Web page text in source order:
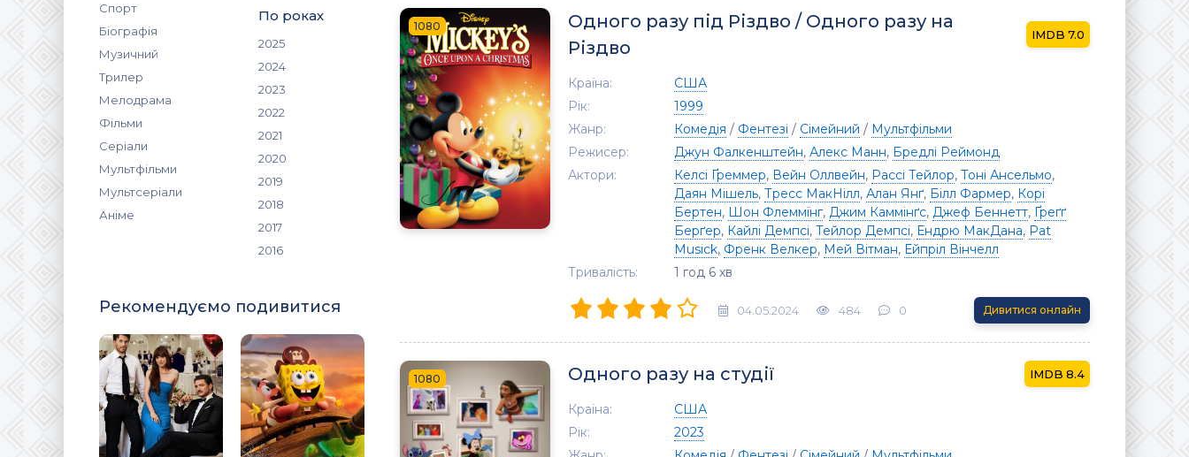
Спорт
Біографія
Музичний
Трилер
Мелодрама
Фільми
Серіали
Мультфільми
Мультсеріали
Аніме
По роках
2025
2024
2023
2022
2021
2020
2019
2018
2017
2016
Рекомендуємо подивитися
1080
Одного разу під Різдво / Одного разу на
Різдво
7.0
Країна:
США
Рік:
1999
Жанр:
Комедія / Фентезі / Сімейний / Мультфільми
Режисер:
Джун Фалкенштейн, Алекс Манн, Бредлі Реймонд
Актори:
Келсі Ґреммер, Вейн Оллвейн, Рассі Тейлор, Тоні Ансельмо,
Даян Мішель, Тресс МакНілл, Алан Янґ, Білл Фармер, Корі
Бертен, Шон Флеммїнг, Джим Каммінґс, Джеф Беннетт, Ґреґґ
Берґер, Кайлі Демпсі, Тейлор Демпсі, Ендрю МакДана, Pat
Musick, Френк Велкер, Мей Вітман, Ейпріл Вінчелл
Тривалість:
1 год 6 хв
04.05.2024 484 0 Дивитися онлайн
1080 Одного разу на студії 8.4
Країна:
США
Рік:
2023